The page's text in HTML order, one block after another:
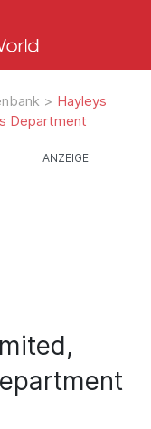
> Hayleys
Department